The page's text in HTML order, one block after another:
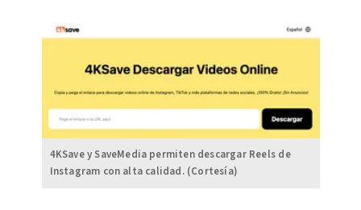
4KSave y SaveMedia permiten descargar Reels de
Instagram con alta calidad. (Cortesía)